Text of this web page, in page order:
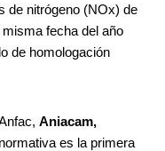
de nitrógeno (NOx) de
fecha del año
de homologación
Aniacam,
es la primera